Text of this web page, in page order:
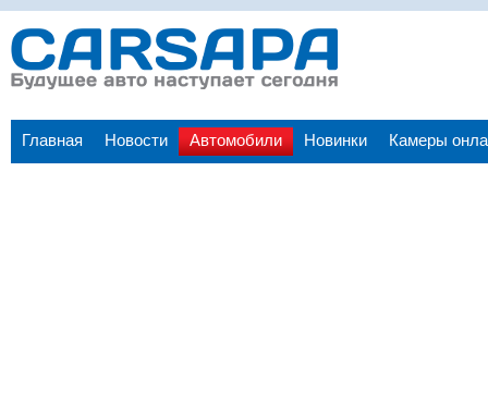
Главная Новости Автомобили Новинки Камеры